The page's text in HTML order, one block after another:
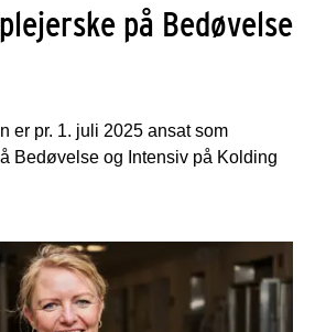
på Bedøvelse
er pr. 1. juli 2025 ansat som
Bedøvelse og Intensiv på Kolding